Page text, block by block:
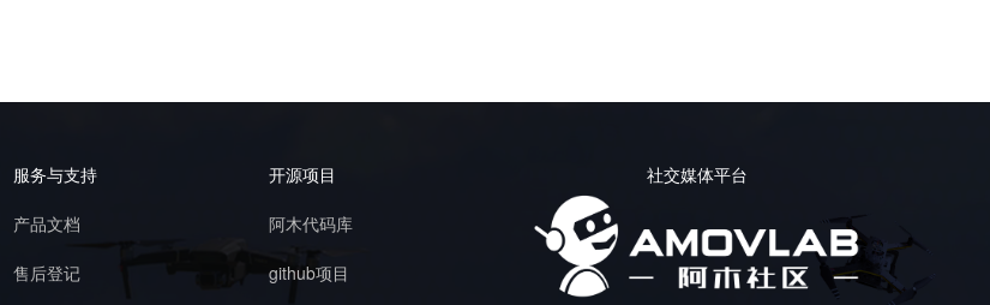
服务与支持
产品文档
售后登记
开源项目
阿木代码库
github项目
社交媒体平台